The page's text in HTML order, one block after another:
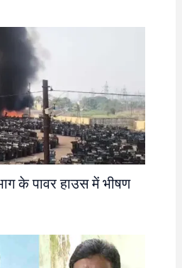
के पावर हाउस में भीषण